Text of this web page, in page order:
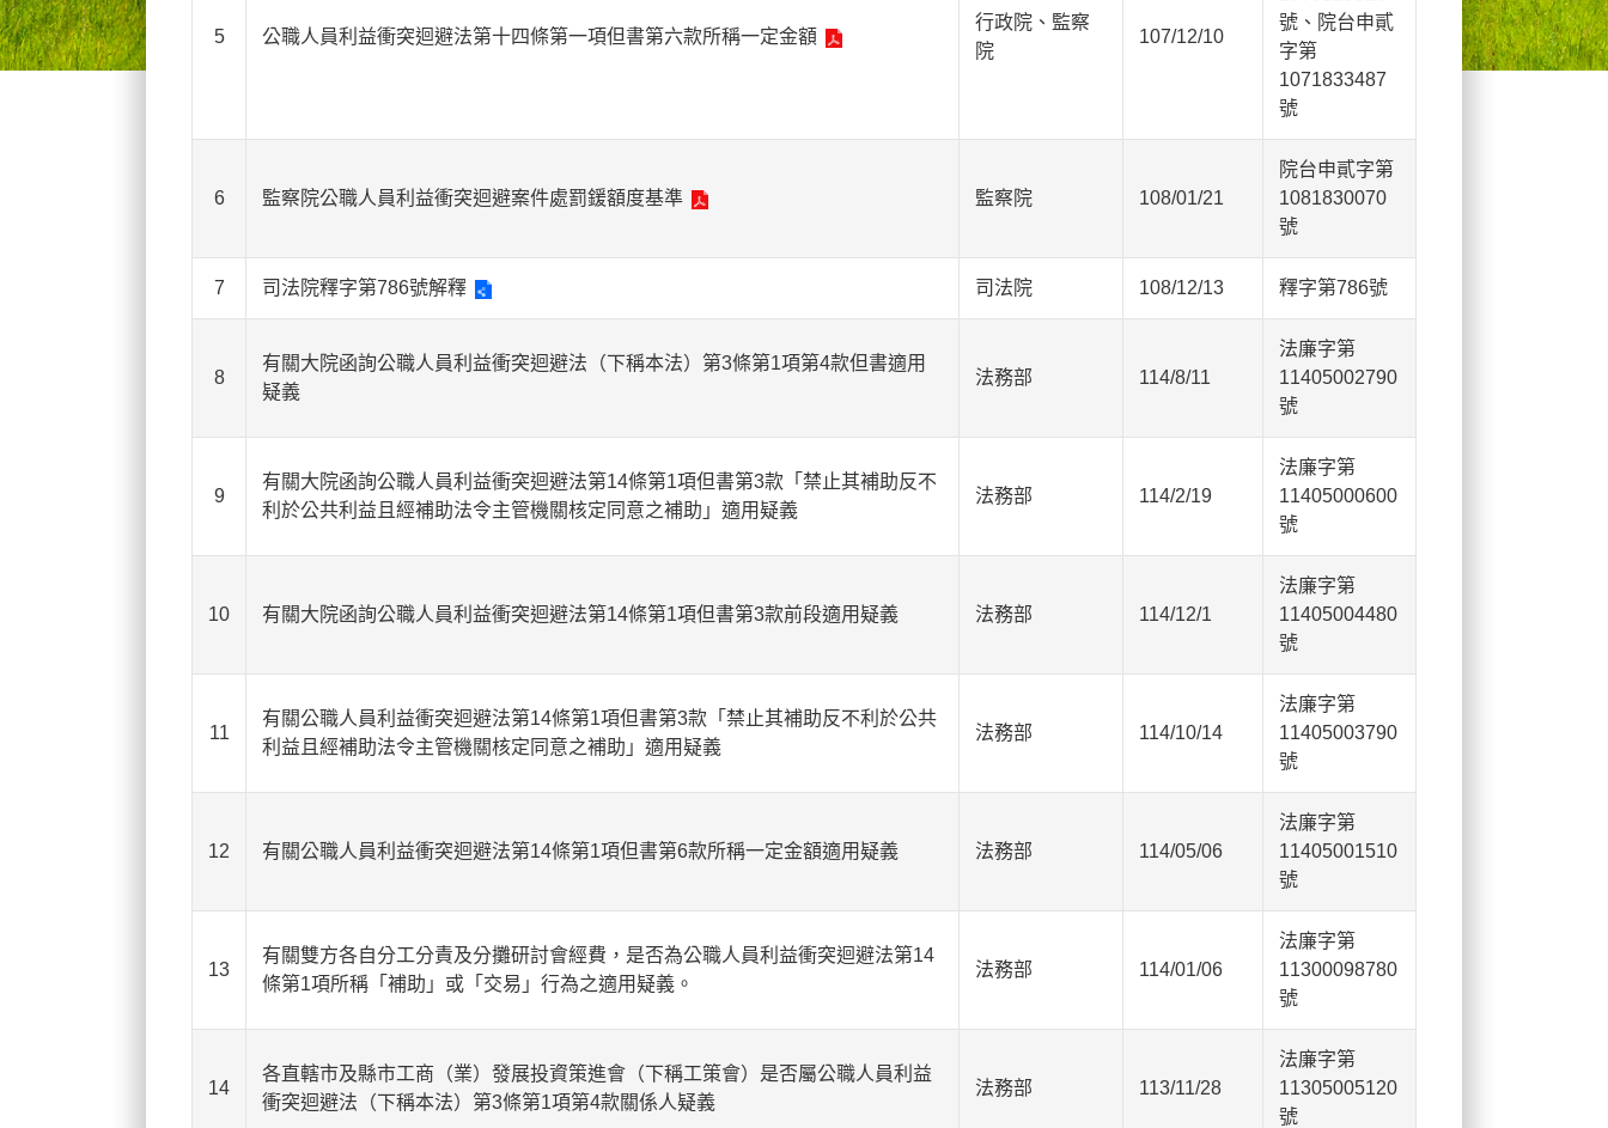
5 公職人員利益衝突迴避法第十四條第一項但書第六款所稱一定金額
行政院、監察
院
107/12/10
號、院台申貳
字第
1071833487
號
6 監察院公職人員利益衝突迴避案件處罰鍰額度基準 監察院 108/01/21
院台申貳字第
1081830070
號
7 司法院釋字第786號解釋 司法院 108/12/13 釋字第786號
8
有關大院函詢公職人員利益衝突迴避法（下稱本法）第3條第1項第4款但書適用
疑義
法務部 114/8/11
法廉字第
11405002790
號
9
有關大院函詢公職人員利益衝突迴避法第14條第1項但書第3款「禁止其補助反不
利於公共利益且經補助法令主管機關核定同意之補助」適用疑義
法務部 114/2/19
法廉字第
11405000600
號
10 有關大院函詢公職人員利益衝突迴避法第14條第1項但書第3款前段適用疑義 法務部 114/12/1
法廉字第
11405004480
號
11
有關公職人員利益衝突迴避法第14條第1項但書第3款「禁止其補助反不利於公共
利益且經補助法令主管機關核定同意之補助」適用疑義
法務部 114/10/14
法廉字第
11405003790
號
12 有關公職人員利益衝突迴避法第14條第1項但書第6款所稱一定金額適用疑義 法務部 114/05/06
法廉字第
11405001510
號
13
有關雙方各自分工分責及分攤研討會經費，是否為公職人員利益衝突迴避法第14
條第1項所稱「補助」或「交易」行為之適用疑義。
法務部 114/01/06
法廉字第
11300098780
號
14
各直轄市及縣市工商（業）發展投資策進會（下稱工策會）是否屬公職人員利益
衝突迴避法（下稱本法）第3條第1項第4款關係人疑義
法務部 113/11/28
法廉字第
11305005120
號